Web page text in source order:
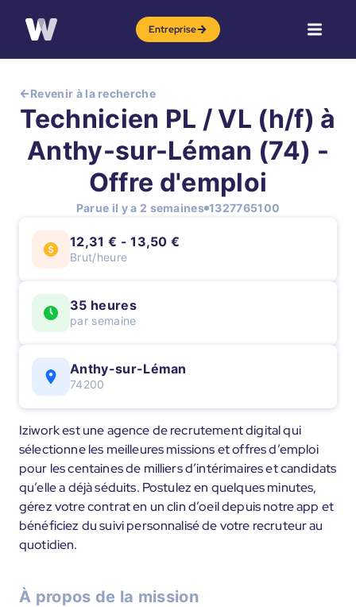
Entreprise
Revenir à la recherche
Technicien PL / VL (h/f) à
Anthy-sur-Léman (74) -
Offre d'emploi
Parue il y a 2 semaines 1327765100
12,31 € - 13,50 €
Brut/heure
35 heures
par semaine
Anthy-sur-Léman
74200
Iziwork est une agence de recrutement digital qui
sélectionne les meilleures missions et offres d’emploi
pour les centaines de milliers d’intérimaires et candidats
qu’elle a déjà séduits. Postulez en quelques minutes,
gérez votre contrat en un clin d’oeil depuis notre app et
bénéficiez du suivi personnalisé de votre recruteur au
quotidien.
À propos de la mission